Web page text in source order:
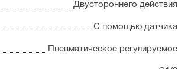
Двустороннего действия
С помощью датчика
Пневматическое регулируемое